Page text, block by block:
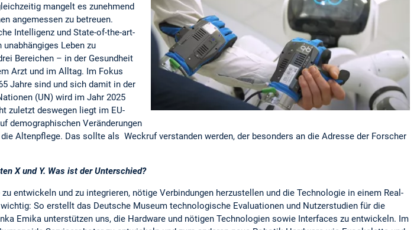
mangelt es zunehmend
angemessen zu betreuen.
Intelligenz und State-of-the-art-
Leben zu
Bereichen – in der Gesundheit
Arzt und im Alltag. Im Fokus
Jahre sind und sich damit in der
(UN) wird im Jahr 2025
zuletzt deswegen liegt im EU-
demographischen Veränderungen
Altenpflege. Das sollte als Weckruf verstanden werden, der besonders an die Adresse der Forscher
X und Y. Was ist der Unterschied?
entwickeln und zu integrieren, nötige Verbindungen herzustellen und die Technologie in einem Real-
So erstellt das Deutsche Museum technologische Evaluationen und Nutzerstudien für die
Emika unterstützen uns, die Hardware und nötigen Technologien sowie Interfaces zu entwickeln. Im